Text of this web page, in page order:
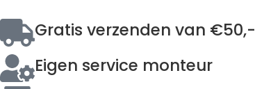
Gratis verzenden van €50,-
Eigen service monteur